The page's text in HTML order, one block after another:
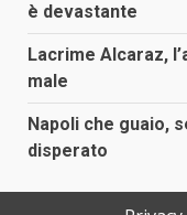
è devastante
Lacrime Alcaraz,
male
Napoli che guaio,
disperato